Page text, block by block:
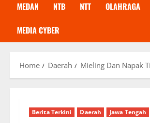
MEDAN NTB NTT OLAHRAGA
MEDIA CYBER
Home Daerah Mieling Dan Napak
Berita Terkini Daerah Jawa Tengah